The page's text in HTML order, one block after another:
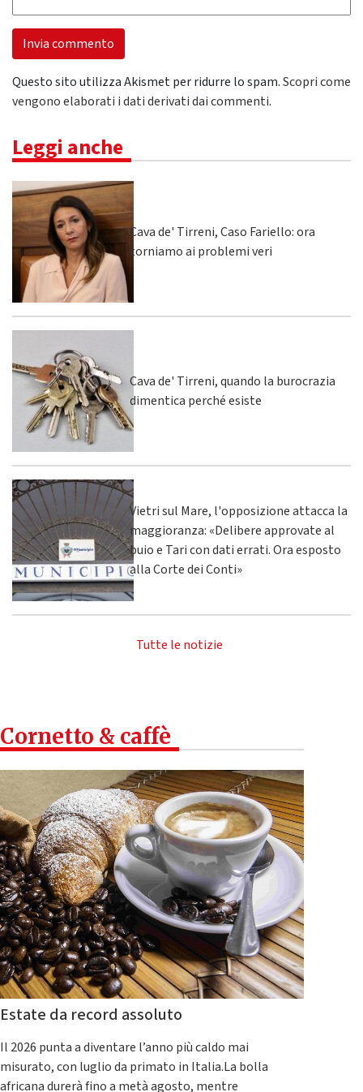
Questo sito utilizza Akismet per ridurre lo spam.Scopri come
vengono elaborati i dati derivati dai commenti.
Leggi anche
Cava de' Tirreni, Caso Fariello: ora
torniamo ai problemi veri
Cava de' Tirreni, quando la burocrazia
dimentica perché esiste
Vietri sul Mare, l'opposizione attacca la
maggioranza: «Delibere approvate al
buio e Tari con dati errati. Ora esposto
alla Corte dei Conti»
Tutte le notizie
Cornetto & caffè
Estate da record assoluto
Il 2026 punta a diventare l’anno più caldo mai
misurato, con luglio da primato in Italia.La bolla
africana durerà fino a metà agosto, mentre